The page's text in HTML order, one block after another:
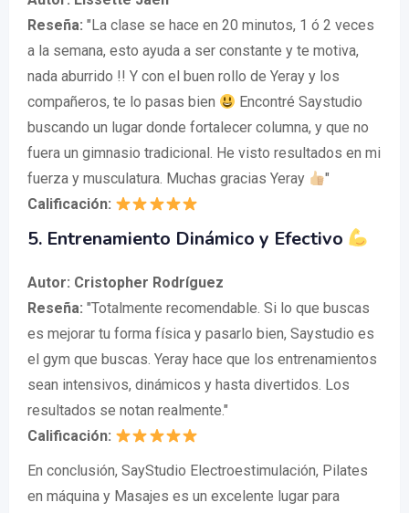
Reseña: "La clase se hace en 20 minutos, 1 ó 2 veces
a la semana, esto ayuda a ser constante y te motiva,
nada aburrido !! Y con el buen rollo de Yeray y los
compañeros, te lo pasas bien
Encontré Saystudio
buscando un lugar donde fortalecer columna, y que no
fuera un gimnasio tradicional. He visto resultados en mi
fuerza y musculatura. Muchas gracias Yeray
"
Calificación:
5. Entrenamiento Dinámico y Efectivo
Autor: Cristopher Rodríguez
Reseña: "Totalmente recomendable. Si lo que buscas
es mejorar tu forma física y pasarlo bien, Saystudio es
el gym que buscas. Yeray hace que los entrenamientos
sean intensivos, dinámicos y hasta divertidos. Los
resultados se notan realmente."
Calificación:
En conclusión, SayStudio Electroestimulación, Pilates
en máquina y Masajes es un excelente lugar para